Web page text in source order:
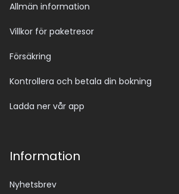
Allmän information
Villkor för paketresor
Försäkring
Kontrollera och betala din bokning
Ladda ner vår app
Information
Nyhetsbrev